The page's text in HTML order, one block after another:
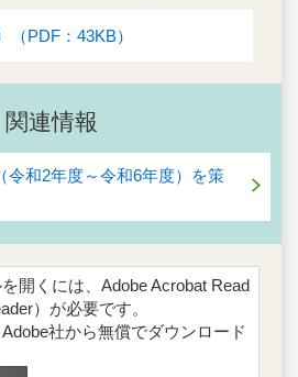
（PDF：43KB）
関連情報
令和2年度～令和6年度）を策
開くには、Adobe Acrobat Read
）が必要です。
社から無償でダウンロード